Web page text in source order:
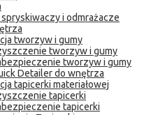
spryskiwaczy i odmrażacze
tworzyw i gumy
tworzyw i gumy
tworzyw i gumy
Detailer do wnętrza
tapicerki materiałowej
tapicerki
tapicerki